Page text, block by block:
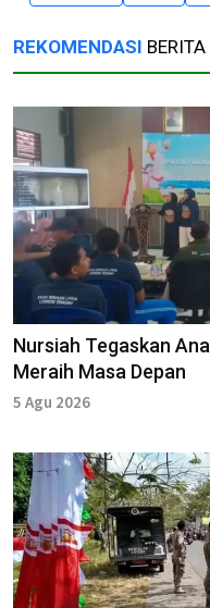
REKOMENDASI BERITA
Nursiah Tegaskan
Meraih Masa Depan
5 Agu 2026